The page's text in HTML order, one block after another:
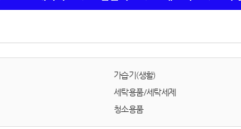
가습기(생활)
세탁용품/세탁세제
청소용품